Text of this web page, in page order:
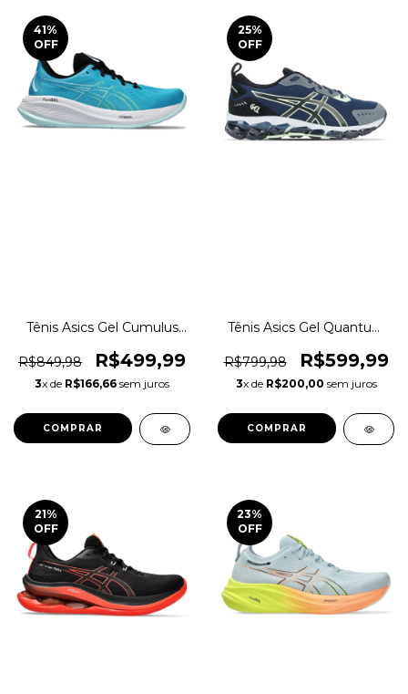
41%
OFF
Tênis Asics Gel Cumulus
Original 1magnus
R$849,98 R$499,99
3x de R$166,66 sem juros
COMPRAR
25%
OFF
Tênis Asics Gel Quantum
1magnus
R$799,98 R$599,99
3x de R$200,00 sem juros
COMPRAR
21%
OFF
23%
OFF